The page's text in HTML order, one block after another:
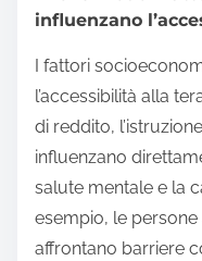
influenzano
I fattori
l’accessibilità alla
di reddito,
influenzano
salute mentale e la
esempio, le
affrontano barriere